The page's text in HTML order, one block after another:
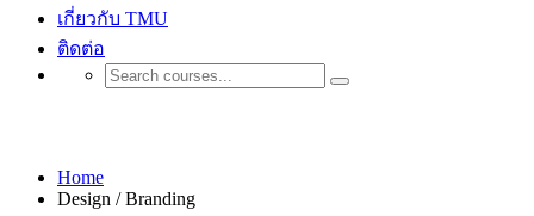
เกี่ยวกับ TMU
ติดต่อ
Home
Design / Branding